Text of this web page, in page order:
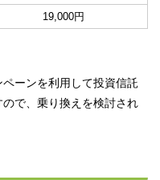
19,000円
ペーンを利用して投資信託
ので、乗り換えを検討され